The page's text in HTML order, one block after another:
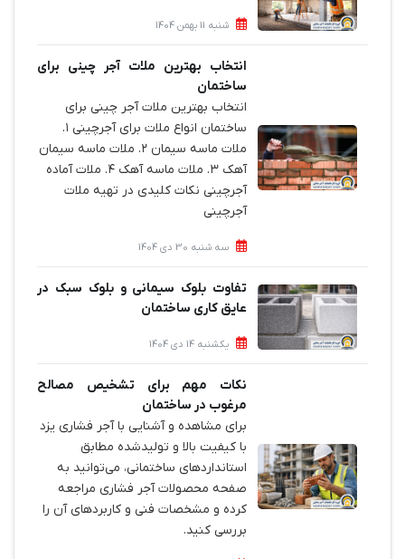
شنبه 11 بهمن 1404
انتخاب بهترین ملات آجر چینی برای
ساختمان‌
انتخاب بهترین ملات آجر چینی برای
ساختمان‌ انواع ملات برای آجرچینی ۱.
ملات ماسه سیمان ۲. ملات ماسه سیمان
آهک ۳. ملات ماسه آهک ۴. ملات آماده
آجرچینی نکات کلیدی در تهیه ملات
آجرچینی
سه شنبه 30 دی 1404
تفاوت بلوک سیمانی و بلوک سبک در
عایق کاری ساختمان
یکشنبه 14 دی 1404
نکات مهم برای تشخیص مصالح
مرغوب در ساختمان
برای مشاهده و آشنایی با آجر فشاری یزد
با کیفیت بالا و تولیدشده مطابق
استانداردهای ساختمانی، می‌توانید به
صفحه محصولات آجر فشاری مراجعه
کرده و مشخصات فنی و کاربردهای آن را
بررسی کنید.